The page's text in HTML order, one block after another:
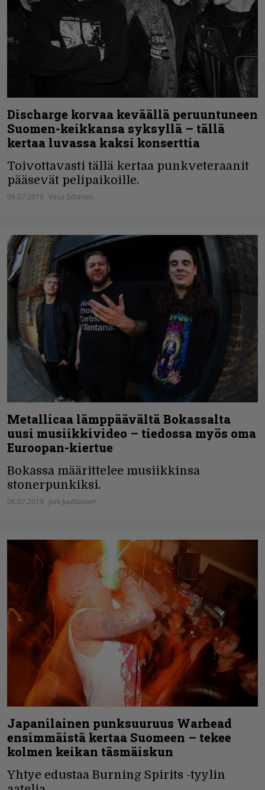
Discharge korvaa keväällä peruuntuneen
Suomen-keikkansa syksyllä – tällä
kertaa luvassa kaksi konserttia
Toivottavasti tällä kertaa punkveteraanit
pääsevät pelipaikoille.
09.07.2019 Vesa Siltanen
Metallicaa lämppäävältä Bokassalta
uusi musiikkivideo – tiedossa myös oma
Euroopan-kiertue
Bokassa määrittelee musiikkinsa
stonerpunkiksi.
06.07.2019 Joni Juutilainen
Japanilainen punksuuruus Warhead
ensimmäistä kertaa Suomeen – tekee
kolmen keikan täsmäiskun
Yhtye edustaa Burning Spirits -tyylin